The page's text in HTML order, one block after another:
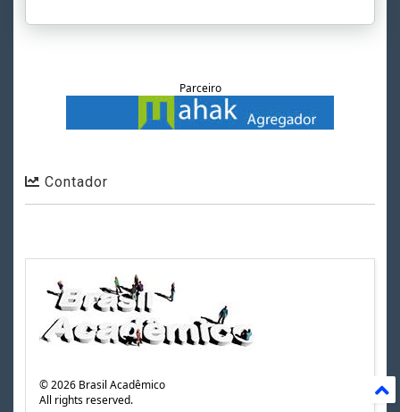
Parceiro
Contador
©2026 Brasil Acadêmico
All rights reserved.